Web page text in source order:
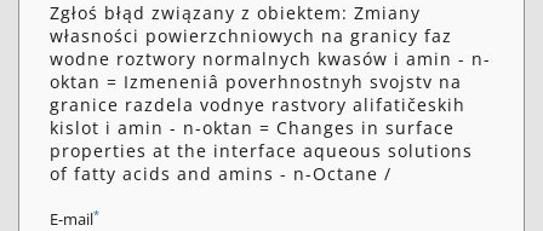
Zgłoś błąd związany z obiektem: Zmiany
własności powierzchniowych na granicy faz
wodne roztwory normalnych kwasów i amin - n-
oktan = Izmeneniâ poverhnostnyh svojstv na
granice razdela vodnye rastvory alifatičeskih
kislot i amin - n-oktan = Changes in surface
properties at the interface aqueous solutions
of fatty acids and amins - n-Octane /
E-mail*